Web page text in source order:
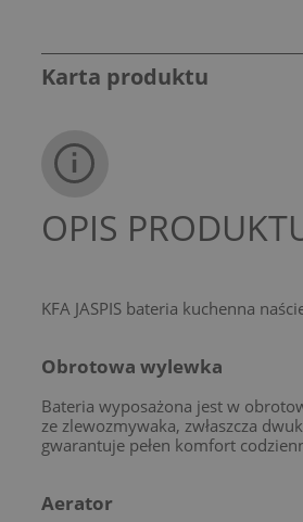
Karta produktu
OPIS
KFA JASPIS bateria kuchenna
Obrotowa wylewka
Bateria wyposażona jest w
ze zlewozmywaka, zwłaszcza
gwarantuje pełen komfort
Aerator